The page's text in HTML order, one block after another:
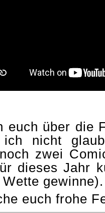
euch über die
nicht
zwei
dieses Jahr
euch frohe